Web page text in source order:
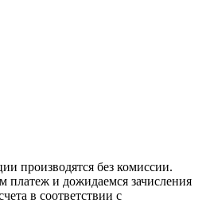
производятся без комиссии.
платеж и дожидаемся зачисления
в соответствии с